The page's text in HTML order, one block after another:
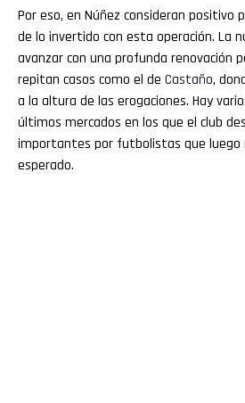
Por eso, en Núñez consideran positivo
de lo invertido con esta operación. La
avanzar con una profunda renovación
repitan casos como el de Castaño,
a la altura de las erogaciones. Hay
últimos mercados en los que el club
importantes por futbolistas que luego
esperado.